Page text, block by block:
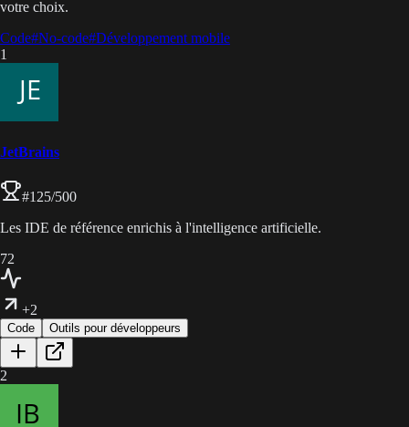
votre choix.
Code#No-code#Développement mobile
1
JetBrains
#125/500
Les IDE de référence enrichis à l'intelligence artificielle.
72
+2
Code Outils pour développeurs
2